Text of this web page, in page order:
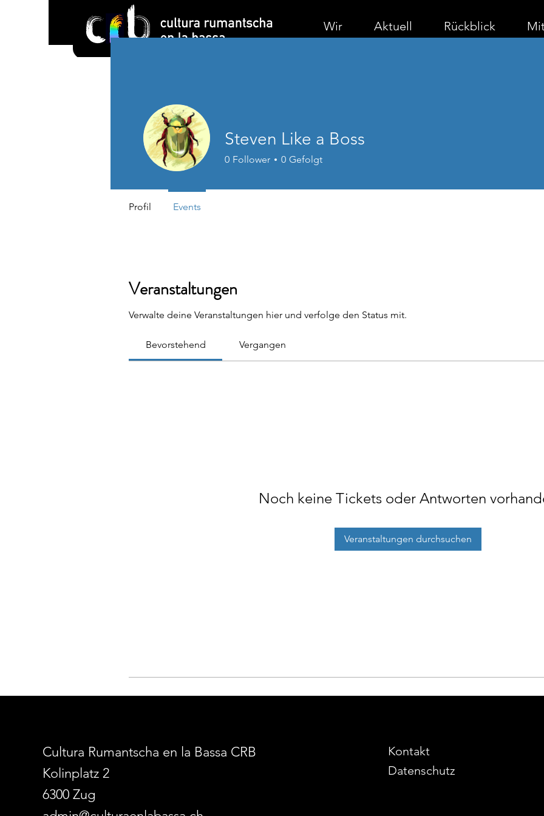
Wir Aktuell Rückblick
Veranstaltungen
Verwalte deine Veranstaltungen hier und verfolge den Status mit.
Bevorstehend Vergangen
Noch keine Tickets oder Antworten
Veranstaltungen durchsuchen
Steven Like a Boss
0 Follower 0 Gefolgt
Profil Events
Cultura Rumantscha en la Bassa CRB
Kolinplatz 2
6300 Zug
Kontakt
Datenschutz